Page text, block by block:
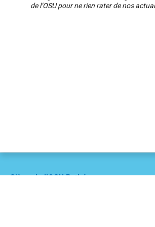
de l’OSU pour ne rien rater de nos
Siège de l'OSU Pythéas